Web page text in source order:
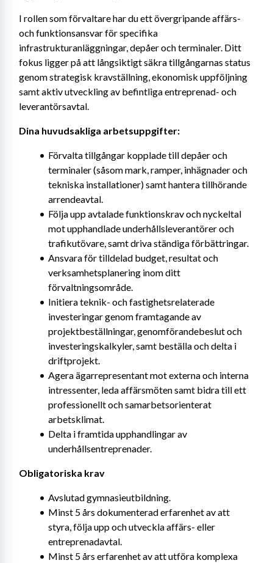
I rollen som förvaltare har du ett övergripande affärs-
och funktionsansvar för specifika
infrastrukturanläggningar, depåer och terminaler. Ditt
fokus ligger på att långsiktigt säkra tillgångarnas status
genom strategisk kravställning, ekonomisk uppföljning
samt aktiv utveckling av befintliga entreprenad- och
leverantörsavtal.
Dina huvudsakliga arbetsuppgifter:
Förvalta tillgångar kopplade till depåer och
terminaler (såsom mark, ramper, inhägnader och
tekniska installationer) samt hantera tillhörande
arrendeavtal.
Följa upp avtalade funktionskrav och nyckeltal
mot upphandlade underhållsleverantörer och
trafikutövare, samt driva ständiga förbättringar.
Ansvara för tilldelad budget, resultat och
verksamhetsplanering inom ditt
förvaltningsområde.
Initiera teknik- och fastighetsrelaterade
investeringar genom framtagande av
projektbeställningar, genomförandebeslut och
investeringskalkyler, samt beställa och delta i
driftprojekt.
Agera ägarrepresentant mot externa och interna
intressenter, leda affärsmöten samt bidra till ett
professionellt och samarbetsorienterat
arbetsklimat.
Delta i framtida upphandlingar av
underhållsentreprenader.
Obligatoriska krav
Avslutad gymnasieutbildning.
Minst 5 års dokumenterad erfarenhet av att
styra, följa upp och utveckla affärs- eller
entreprenadavtal.
Minst 5 års erfarenhet av att utföra komplexa